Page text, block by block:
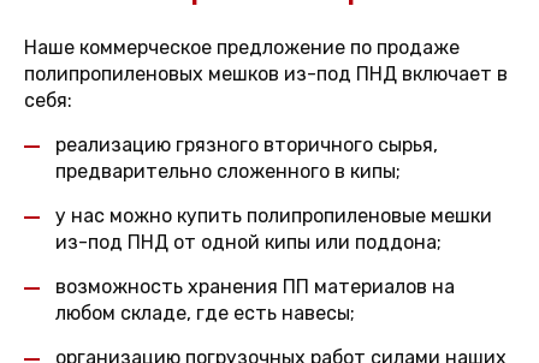
Наше коммерческое предложение по продаже
полипропиленовых мешков из-под ПНД включает в
себя:
реализацию грязного вторичного сырья,
предварительно сложенного в кипы;
у нас можно купить полипропиленовые мешки
из-под ПНД от одной кипы или поддона;
возможность хранения ПП материалов на
любом складе, где есть навесы;
организацию погрузочных работ силами наших